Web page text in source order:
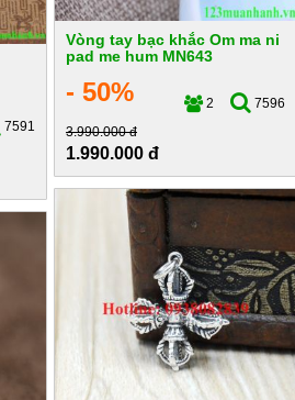
Vòng tay bạc khắc Om ma ni
pad me hum MN643
- 50% 2
7596
3.990.000 đ
1.990.000 đ
7591